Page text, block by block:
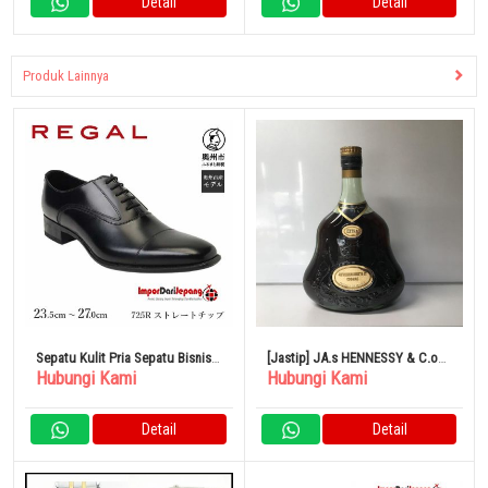
Produk Lainnya
Sepatu Kulit Pria Sepatu Bisnis
Ujung Lurus Hitam Regal 725R
Hubungi Kami
Detail
[Jastip] JA.s HENNESSY & C.o
COGNAC EXTRA
Hubungi Kami
Detail